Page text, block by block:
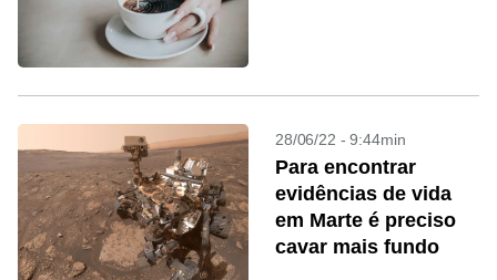
28/06/22 - 9:44min
Para encontrar
evidências de vida
em Marte é preciso
cavar mais fundo